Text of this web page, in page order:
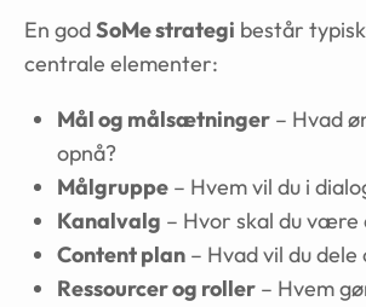
En godSoMe strategi består
centrale elementer:
Mål og målsætninger – Hvad
opnå?
Målgruppe – Hvem vil du i
Kanalvalg – Hvor skal du være
Content plan – Hvad vil du
Ressourcer og roller – Hvem